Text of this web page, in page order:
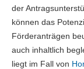
der
können das
Förderanträgen
auch inhaltlich
liegt im Fall von